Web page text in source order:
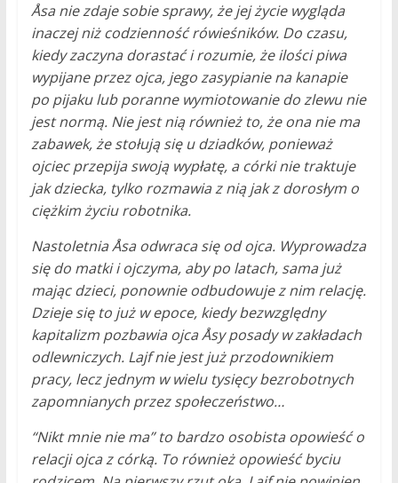
Åsa nie zdaje sobie sprawy, że jej życie wygląda
inaczej niż codzienność rówieśników. Do czasu,
kiedy zaczyna dorastać i rozumie, że ilości piwa
wypijane przez ojca, jego zasypianie na kanapie
po pijaku lub poranne wymiotowanie do zlewu nie
jest normą. Nie jest nią również to, że ona nie ma
zabawek, że stołują się u dziadków, ponieważ
ojciec przepija swoją wypłatę, a córki nie traktuje
jak dziecka, tylko rozmawia z nią jak z dorosłym o
ciężkim życiu robotnika.
Nastoletnia Åsa odwraca się od ojca. Wyprowadza
się do matki i ojczyma, aby po latach, sama już
mając dzieci, ponownie odbudowuje z nim relację.
Dzieje się to już w epoce, kiedy bezwzględny
kapitalizm pozbawia ojca Åsy posady w zakładach
odlewniczych. Lajf nie jest już przodownikiem
pracy, lecz jednym w wielu tysięcy bezrobotnych
zapomnianych przez społeczeństwo…
“Nikt mnie nie ma” to bardzo osobista opowieść o
relacji ojca z córką. To również opowieść byciu